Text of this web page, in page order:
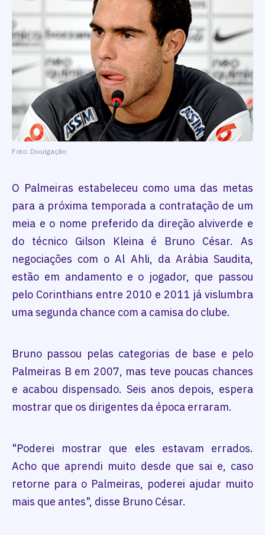
Foto: Divulgação
O Palmeiras estabeleceu como uma das metas
para a próxima temporada a contratação de um
meia e o nome preferido da direção alviverde e
do técnico Gilson Kleina é Bruno César. As
negociações com o Al Ahli, da Arábia Saudita,
estão em andamento e o jogador, que passou
pelo Corinthians entre 2010 e 2011 já vislumbra
uma segunda chance com a camisa do clube.
Bruno passou pelas categorias de base e pelo
Palmeiras B em 2007, mas teve poucas chances
e acabou dispensado. Seis anos depois, espera
mostrar que os dirigentes da época erraram.
"Poderei mostrar que eles estavam errados.
Acho que aprendi muito desde que sai e, caso
retorne para o Palmeiras, poderei ajudar muito
mais que antes", disse Bruno César.